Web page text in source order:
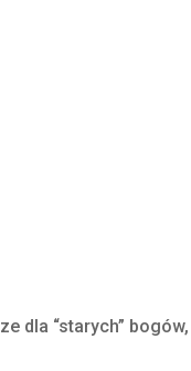
dla “starych” bogów,